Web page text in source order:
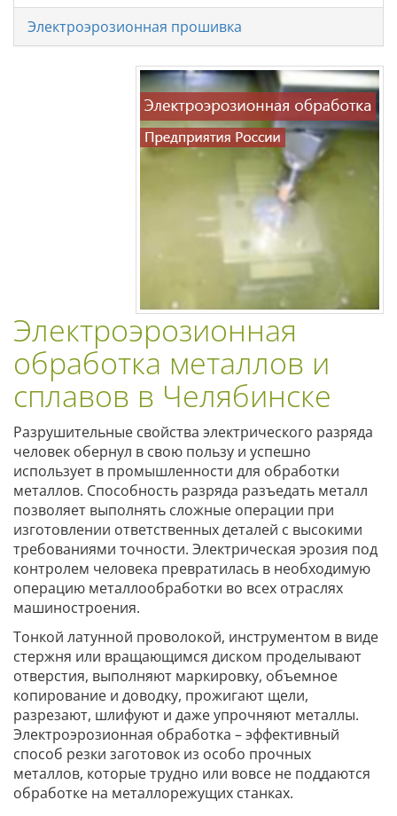
Электроэрозионная прошивка
Электроэрозионная
обработка металлов и
сплавов в Челябинске
Разрушительные свойства электрического разряда
человек обернул в свою пользу и успешно
использует в промышленности для обработки
металлов. Способность разряда разъедать металл
позволяет выполнять сложные операции при
изготовлении ответственных деталей с высокими
требованиями точности. Электрическая эрозия под
контролем человека превратилась в необходимую
операцию металлообработки во всех отраслях
машиностроения.
Тонкой латунной проволокой, инструментом в виде
стержня или вращающимся диском проделывают
отверстия, выполняют маркировку, объемное
копирование и доводку, прожигают щели,
разрезают, шлифуют и даже упрочняют металлы.
Электроэрозионная обработка – эффективный
способ резки заготовок из особо прочных
металлов, которые трудно или вовсе не поддаются
обработке на металлорежущих станках.